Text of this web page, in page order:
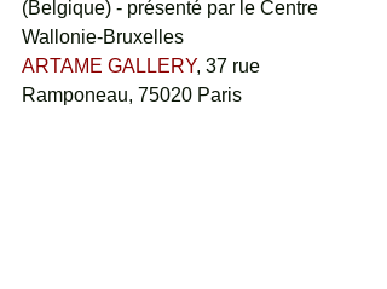
(Belgique) - présenté par le Centre
Wallonie-Bruxelles
ARTAME GALLERY, 37 rue
Ramponeau, 75020 Paris